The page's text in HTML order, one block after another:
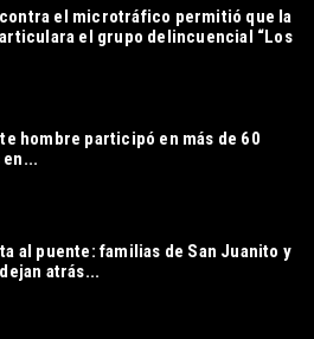
el microtráfico permitió que la
el grupo delincuencial “Los
hombre participó en más de 60
al puente: familias de San Juanito y
atrás...